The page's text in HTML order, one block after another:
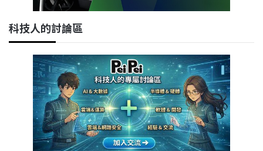
科技人的討論區